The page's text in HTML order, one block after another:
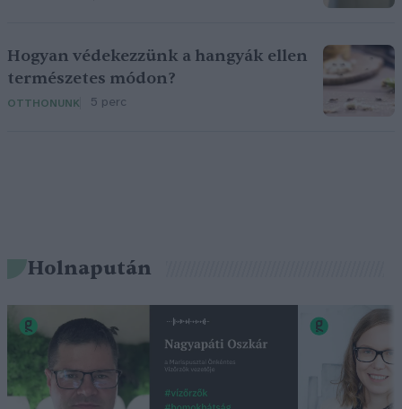
Hogyan védekezzünk a hangyák ellen
természetes módon?
OTTHONUNK 5 perc
Holnapután